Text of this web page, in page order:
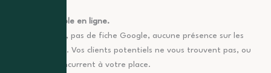
Niveau 1 : Invisible en ligne.
Pas de site web, pas de fiche Google, aucune présence sur les
réseaux sociaux. Vos clients potentiels ne vous trouvent pas, ou
trouvent un concurrent à votre place.